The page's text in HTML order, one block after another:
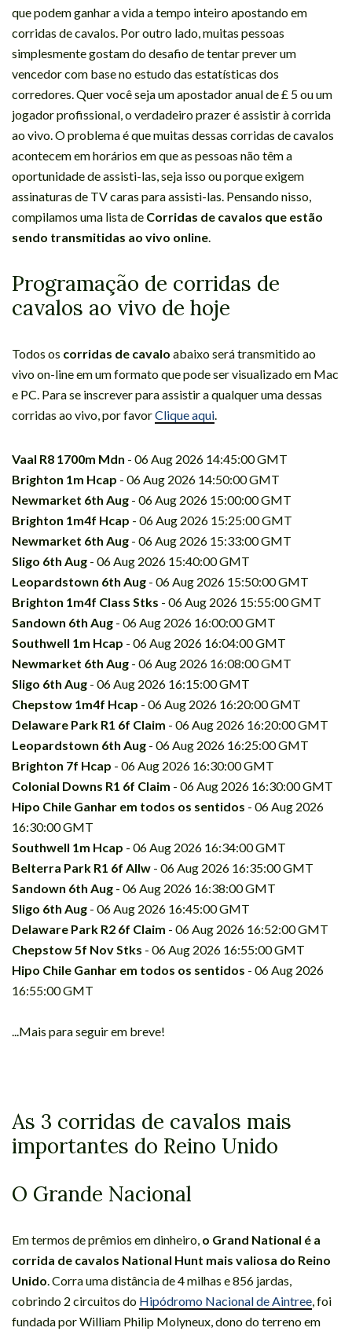
que podem ganhar a vida a tempo inteiro apostando em
corridas de cavalos. Por outro lado, muitas pessoas
simplesmente gostam do desafio de tentar prever um
vencedor com base no estudo das estatísticas dos
corredores. Quer você seja um apostador anual de £ 5 ou um
jogador profissional, o verdadeiro prazer é assistir à corrida
ao vivo. O problema é que muitas dessas corridas de cavalos
acontecem em horários em que as pessoas não têm a
oportunidade de assisti-las, seja isso ou porque exigem
assinaturas de TV caras para assisti-las. Pensando nisso,
compilamos uma lista de Corridas de cavalos que estão
sendo transmitidas ao vivo online
Programação de corridas de
cavalos ao vivo de hoje
Todos os corridas de cavalo abaixo será transmitido ao
vivo on-line em um formato que pode ser visualizado em Mac
e PC. Para se inscrever para assistir a qualquer uma dessas
corridas ao vivo, por favorClique aqui
Vaal R8 1700m Mdn - 06 Aug 2026 14:45:00 GMT
Brighton 1m Hcap - 06 Aug 2026 14:50:00 GMT
Newmarket 6th Aug - 06 Aug 2026 15:00:00 GMT
Brighton 1m4f Hcap - 06 Aug 2026 15:25:00 GMT
Newmarket 6th Aug - 06 Aug 2026 15:33:00 GMT
Sligo 6th Aug - 06 Aug 2026 15:40:00 GMT
Leopardstown 6th Aug - 06 Aug 2026 15:50:00 GMT
Brighton 1m4f Class Stks - 06 Aug 2026 15:55:00 GMT
Sandown 6th Aug - 06 Aug 2026 16:00:00 GMT
Southwell 1m Hcap - 06 Aug 2026 16:04:00 GMT
Newmarket 6th Aug - 06 Aug 2026 16:08:00 GMT
Sligo 6th Aug - 06 Aug 2026 16:15:00 GMT
Chepstow 1m4f Hcap - 06 Aug 2026 16:20:00 GMT
Delaware Park R1 6f Claim - 06 Aug 2026 16:20:00 GMT
Leopardstown 6th Aug - 06 Aug 2026 16:25:00 GMT
Brighton 7f Hcap - 06 Aug 2026 16:30:00 GMT
Colonial Downs R1 6f Claim - 06 Aug 2026 16:30:00 GMT
Hipo Chile Ganhar em todos os sentidos - 06 Aug 2026
16:30:00 GMT
Southwell 1m Hcap - 06 Aug 2026 16:34:00 GMT
Belterra Park R1 6f Allw - 06 Aug 2026 16:35:00 GMT
Sandown 6th Aug - 06 Aug 2026 16:38:00 GMT
Sligo 6th Aug - 06 Aug 2026 16:45:00 GMT
Delaware Park R2 6f Claim - 06 Aug 2026 16:52:00 GMT
Chepstow 5f Nov Stks - 06 Aug 2026 16:55:00 GMT
Hipo Chile Ganhar em todos os sentidos - 06 Aug 2026
16:55:00 GMT
...Mais para seguir em breve!
As 3 corridas de cavalos mais
importantes do Reino Unido
O Grande Nacional
Em termos de prêmios em dinheiro, o Grand National é a
corrida de cavalos National Hunt mais valiosa do Reino
Unido . Corra uma distância de 4 milhas e 856 jardas,
cobrindo 2 circuitos do Hipódromo Nacional de Aintree , foi
fundada por William Philip Molyneux, dono do terreno em